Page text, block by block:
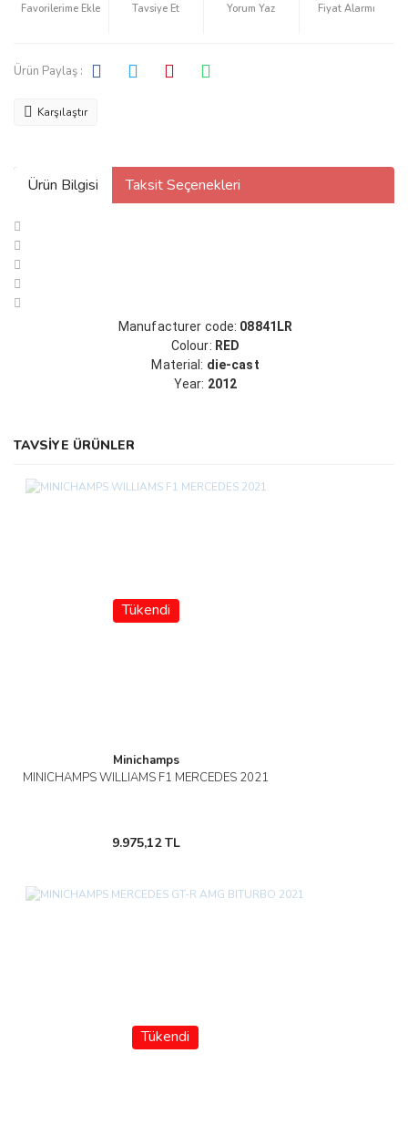
Tavsiye Et Yorum Yaz Fiyat Alarmı
Ürün Paylaş :
Karşılaştır
Ürün Bilgisi Taksit Seçenekleri
Manufacturer code: 08841LR
Colour: RED
Material: die-cast
Year: 2012
TAVSİYE ÜRÜNLER
Tükendi
Minichamps
MINICHAMPS WILLIAMS F1 MERCEDES 2021
9.975,12 TL
Tükendi